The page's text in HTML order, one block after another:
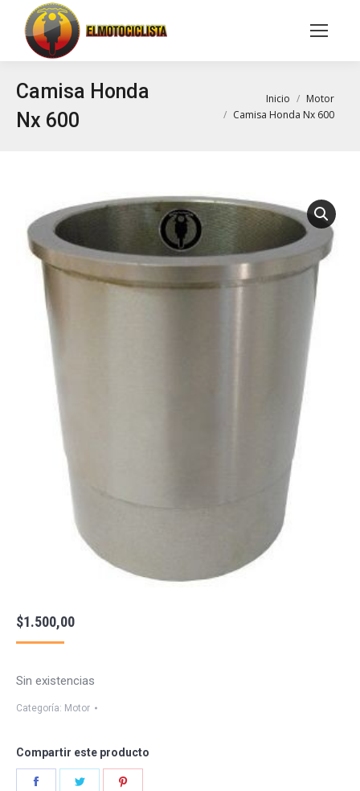
Buscar:
Camisa Honda
Nx 600
Inicio
Motor
Camisa Honda Nx 600
$1.500,00
Sin existencias
Categoría: Motor
Compartir este producto